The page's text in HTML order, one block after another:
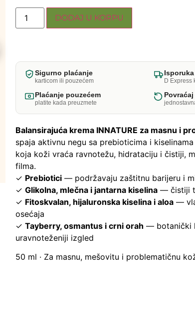
DODAJ U KORPU
Sigurno plaćanje
karticom ili pouzećem D Express
Plaćanje pouzećem
platite kada preuzmete
Balansirajuća krema INNATURE za masnu i
spaja aktivnu negu sa prebioticima i
koja koži vraća ravnotežu, hidrataciju i čistiji,
filma.
✓ Prebiotici — podržavaju zaštitnu barijeru i
✓ Glikolna, mlečna i jantarna kiselina — čistiji
✓ Fitoskvalan, hijaluronska kiselina i aloa —
osećaja
✓ Tayberry, osmantus i crni orah — botanički
uravnoteženiji izgled
50 ml · Za masnu, mešovitu i problematičnu